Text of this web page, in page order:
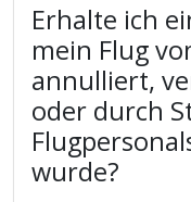
Erhalte ich
mein Flug
annulliert,
oder durch
wurde?